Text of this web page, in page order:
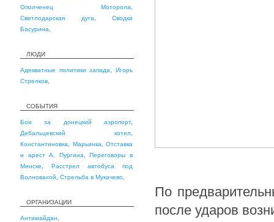
Ополченец Моторола
Светлодарская дуга
Сводки
Басурина
ЛЮДИ
Адекватные политики запада ,Игорь
Стрелков
СОБЫТИЯ
Бои за донецкий аэропорт,
Дебальцевский котел
Константиновка
Марьинка
Отставка
и арест А. Пургина ,Переговоры в
Минске
Расстрел автобуса под
Волновахой
Стрельба в Мукачево
ОРГАНИЗАЦИИ
Антимайдан
По
после ударов